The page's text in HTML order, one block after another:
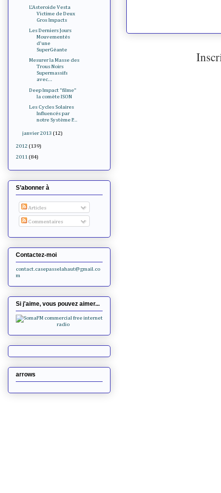
L'Asteroide Vesta
Victime de Deux
Gros Impacts
Les Derniers Jours
Mouvementés
d'une
SuperGéante
Mesurer la Masse des
Trous Noirs
Supermassifs
avec...
Deep Impact "filme"
la comète ISON
Les Cycles Solaires
Influencés par
notre Système P...
janvier 2013 (12)
2012 (139)
2011 (84)
S’abonner à
Articles
Commentaires
Contactez-moi
contact.casepasselahaut@gmail.co
m
Si j'aime, vous pouvez aimer...
arrows